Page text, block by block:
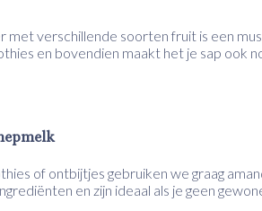
met verschillende soorten fruit is een
en bovendien maakt het je sap ook
of ontbijtjes gebruiken we graag
en zijn ideaal als je geen